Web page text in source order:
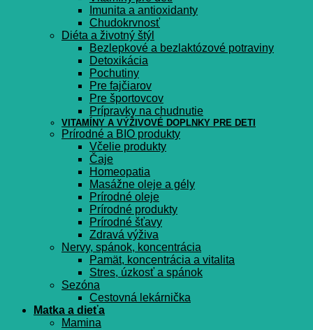
Imunita a antioxidanty
Chudokrvnosť
Diéta a životný štýl
Bezlepkové a bezlaktózové potraviny
Detoxikácia
Pochutiny
Pre fajčiarov
Pre športovcov
Prípravky na chudnutie
VITAMÍNY A VÝŽIVOVÉ DOPLNKY PRE DETI
Prírodné a BIO produkty
Včelie produkty
Čaje
Homeopatia
Masážne oleje a gély
Prírodné oleje
Prírodné produkty
Prírodné šťavy
Zdravá výživa
Nervy, spánok, koncentrácia
Pamät, koncentrácia a vitalita
Stres, úzkosť a spánok
Sezóna
Cestovná lekárnička
Matka a dieťa
Mamina